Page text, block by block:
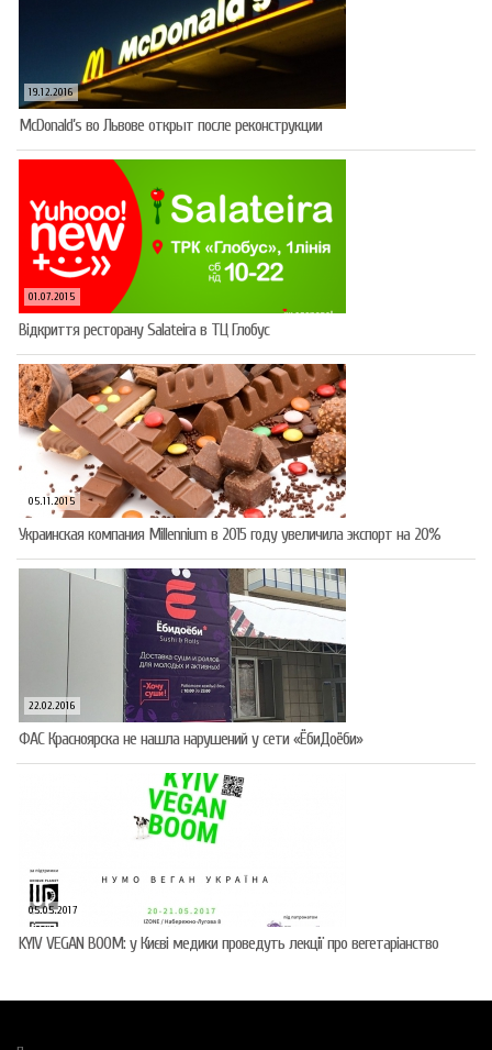
19.12.2016
McDonald’s во Львове открыт после реконструкции
01.07.2015
Відкриття ресторану Salateirа в ТЦ Глобус
05.11.2015
Украинская компания Millennium в 2015 году увеличила экспорт на 20%
22.02.2016
ФАС Красноярска не нашла нарушений у сети «ЁбиДоёби»
05.05.2017
KYIV VEGAN BOOM: у Києві медики проведуть лекції про вегетаріанство